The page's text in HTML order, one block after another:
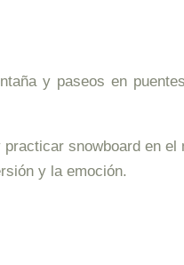
y paseos en
snowboard en el
y la emoción.